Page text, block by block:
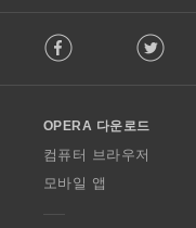
o
w
O
p
Facebook Twitter
OPERA 다운로드
컴퓨터 브라우저
모바일 앱